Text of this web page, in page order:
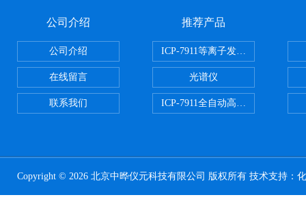
公司介绍
公司介绍
在线留言
联系我们
推荐产品
ICP-7911等离子发射光谱
光谱仪
ICP-7911全自动高压开关电源供
Copyright © 2026 北京中晔仪元科技有限公司 版权所有 技术支持：